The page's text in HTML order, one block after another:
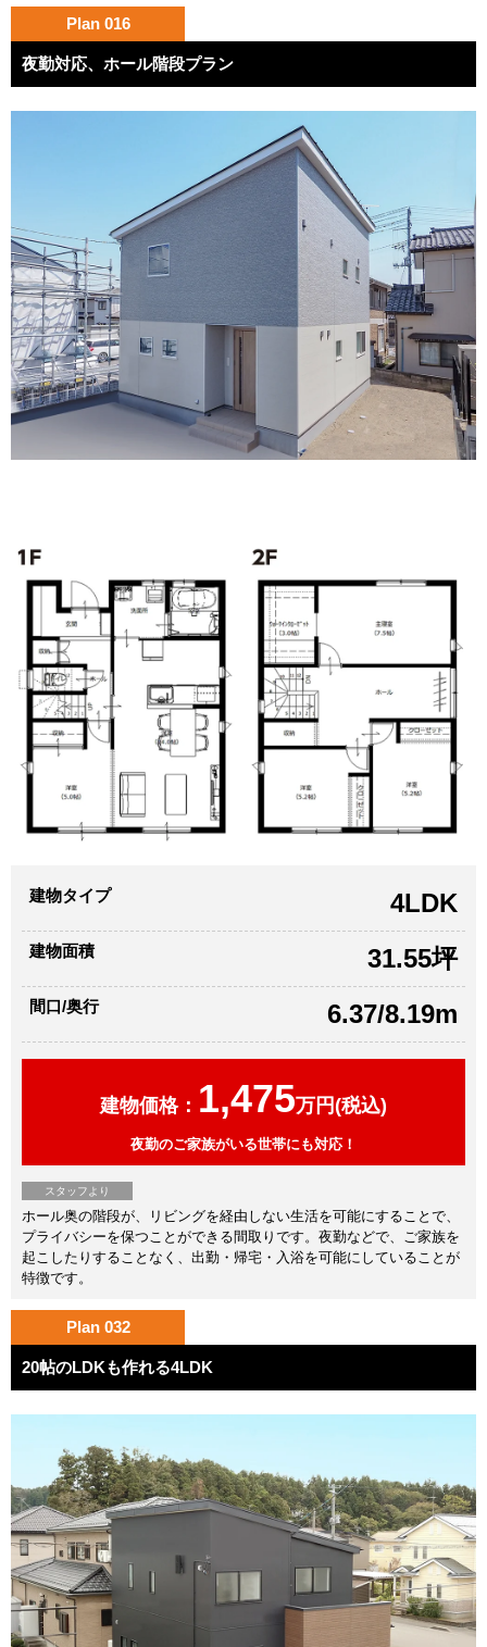
Plan 016
夜勤対応、ホール階段プラン
建物タイプ 4LDK
建物面積 31.55坪
間口/奥行 6.37/8.19m
建物価格： 1,475万円(税込)
夜勤のご家族がいる世帯にも対応！
スタッフより
ホール奥の階段が、リビングを経由しない生活を可能にすることで、
プライバシーを保つことができる間取りです。夜勤などで、ご家族を
起こしたりすることなく、出勤・帰宅・入浴を可能にしていることが
特徴です。
Plan 032
20帖のLDKも作れる4LDK